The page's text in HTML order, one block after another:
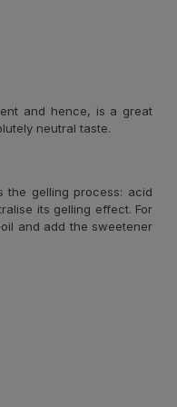
and hence, is a great
neutral taste.
gelling process: acid
its gelling effect. For
and add the sweetener